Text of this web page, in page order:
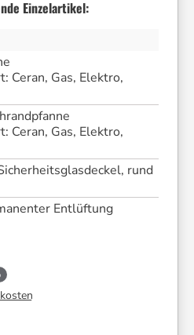
Einzelartikel:
Ceran, Gas, Elektro,
Ceran, Gas, Elektro,
rund
Entlüftung